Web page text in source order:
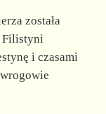
została
Filistyni
i czasami